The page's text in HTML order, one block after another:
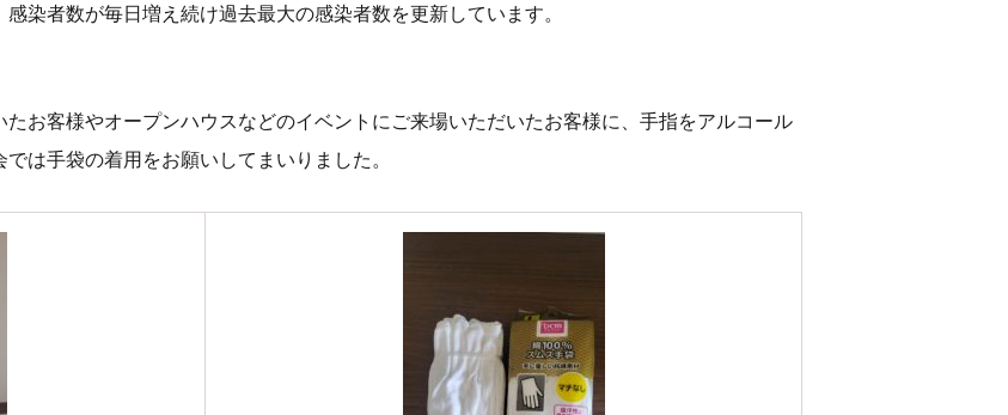
染者数が毎日増え続け過去最大の感染者数を更新しています。
お客様やオープンハウスなどのイベントにご来場いただいたお客様に、手指をアルコール
は手袋の着用をお願いしてまいりました。